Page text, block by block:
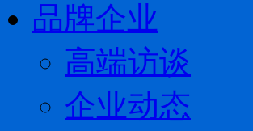
品牌企业
高端访谈
企业动态